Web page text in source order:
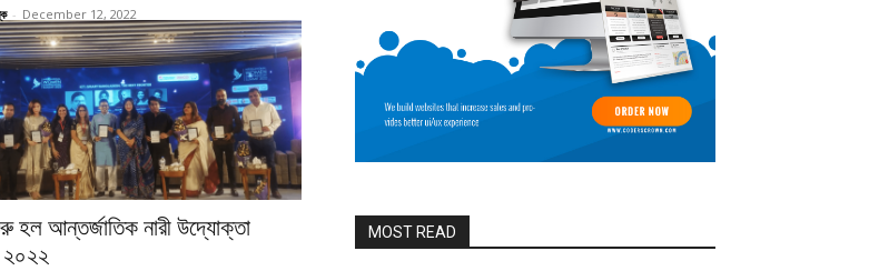
- December 12, 2022
হল আন্তর্জাতিক নারী উদ্যোক্তা
২০২২
MOST READ